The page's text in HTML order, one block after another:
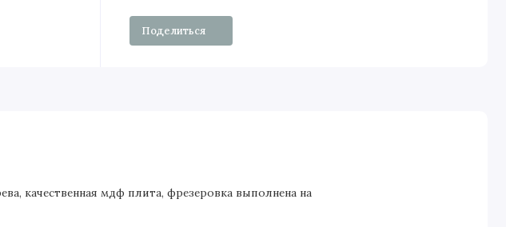
Поделиться
качественная мдф плита, фрезеровка выполнена на